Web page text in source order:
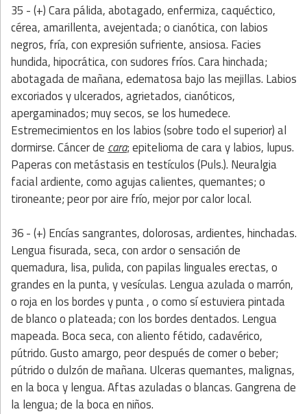
35 - (+) Cara pálida, abotagado, enfermiza, caquéctico,
cérea, amarillenta, avejentada; o cianótica, con labios
negros, fría, con expresión sufriente, ansiosa. Facies
hundida, hipocrática, con sudores fríos. Cara hinchada;
abotagada de mañana, edematosa bajo las mejillas. Labios
excoriados y ulcerados, agrietados, cianóticos,
apergaminados; muy secos, se los humedece.
Estremecimientos en los labios (sobre todo el superior) al
dormirse.Cáncer de cara; epitelioma de cara y labios, lupus.
Paperas con metástasis en testículos (Puls.). Neuralgia
facial ardiente, como agujas calientes, quemantes; o
tironeante; peor por aire frío, mejor por calor local.
36 - (+) Encías sangrantes, dolorosas, ardientes, hinchadas.
Lengua fisurada, seca, con ardor o sensación de
quemadura, lisa, pulida, con papilas linguales erectas, o
grandes en la punta, y vesículas. Lengua azulada o marrón,
o roja en los bordes y punta , o como sí estuviera pintada
de blanco o plateada; con los bordes dentados. Lengua
mapeada. Boca seca, con aliento fétido, cadavérico,
pútrido. Gusto amargo, peor después de comer o beber;
pútrido o dulzón de mañana. Ulceras quemantes, malignas,
en la boca y lengua. Aftas azuladas o blancas. Gangrena de
la lengua; de la boca en niños.